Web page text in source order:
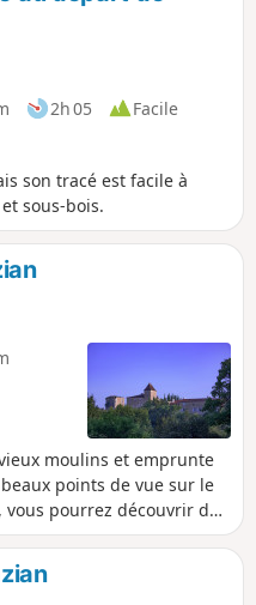
2h 05
Facile
son tracé est facile à
sous-bois.
moulins et emprunte
points de vue sur le
pourrez découvrir des